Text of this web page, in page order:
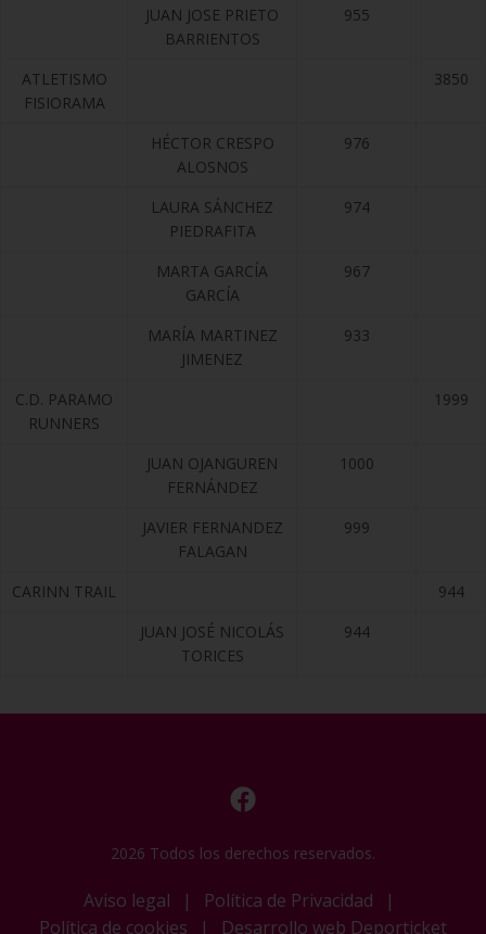
JUAN JOSE PRIETO
BARRIENTOS
955
ATLETISMO
FISIORAMA
3850
HÉCTOR CRESPO
ALOSNOS
976
LAURA SÁNCHEZ
PIEDRAFITA
974
MARTA GARCÍA
GARCÍA
967
MARÍA MARTINEZ
JIMENEZ
933
C.D. PARAMO
RUNNERS
1999
JUAN OJANGUREN
FERNÁNDEZ
1000
JAVIER FERNANDEZ
FALAGAN
999
CARINN TRAIL
944
JUAN JOSÉ NICOLÁS
TORICES
944
2026 Todos los derechos reservados.
Aviso legal | Política de Privacidad
|
Política de cookies
| Desarrollo web Deporticket